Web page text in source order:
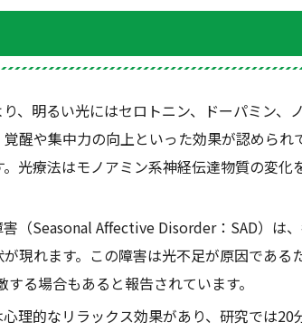
、明るい光にはセロトニン、ドーパミン、
醒や集中力の向上といった効果が認められ
光療法はモノアミン系神経伝達物質の変化
（Seasonal Affective Disorder： SAD）は
現れます。この障害は光不足が原因である
る場合もあると報告されています。
理的なリラックス効果があり、研究では20